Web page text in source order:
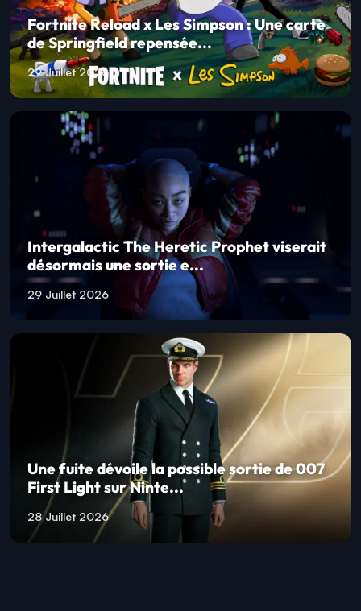
Fortnite Reload x Les Simpson : Une carte
de Springfield repensée...
29 Juillet 2026
Intergalactic The Heretic Prophet viserait
désormais une sortie e...
29 Juillet 2026
Une fuite dévoile la possible sortie de 007
First Light sur Ninte...
28 Juillet 2026